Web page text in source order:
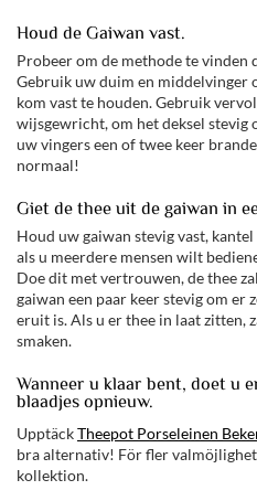
Houd de Gaiwan vast.
Probeer om de methode te
Gebruik uw duim en middelvinger
kom vast te houden. Gebruik
wijsgewricht, om het deksel stevig
uw vingers een of twee keer
normaal!
Giet de thee uit de gaiwan in
Houd uw gaiwan stevig vast,
als u meerdere mensen wilt
Doe dit met vertrouwen, de thee
gaiwan een paar keer stevig om er
eruit is. Als u er thee in laat zitten,
smaken.
Wanneer u klaar bent, doet u
blaadjes opnieuw.
UpptäckTheepot Porseleinen
bra alternativ! För fler
kollektion.